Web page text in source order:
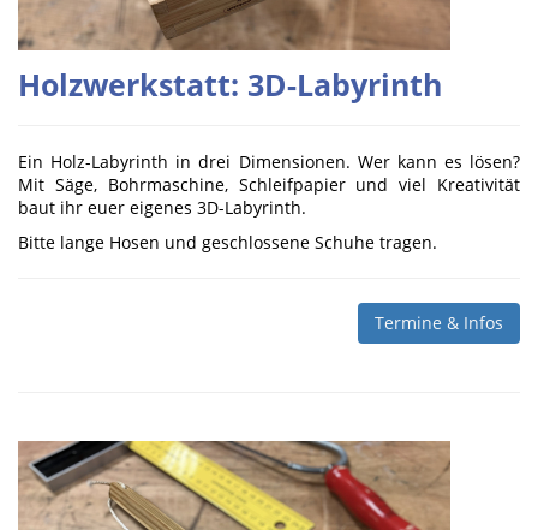
Holzwerkstatt: 3D-Labyrinth
Ein Holz-Labyrinth in drei Dimensionen. Wer kann es lösen?
Mit Säge, Bohrmaschine, Schleifpapier und viel Kreativität
baut ihr euer eigenes 3D-Labyrinth.
Bitte lange Hosen und geschlossene Schuhe tragen.
Termine & Infos